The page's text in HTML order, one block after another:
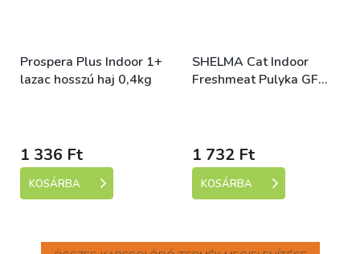
Prospera Plus Indoor 1+
lazac hosszú haj 0,4kg
1 336 Ft
KOSÁRBA
SHELMA Cat Indoor
Freshmeat Pulyka GF
1 732 Ft
KOSÁRBA